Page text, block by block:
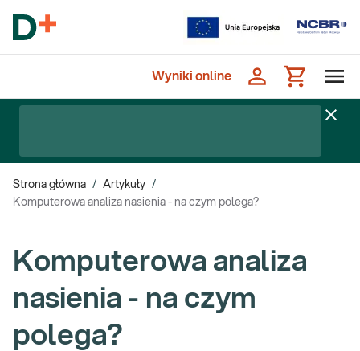
Wyniki online
Strona główna / Artykuły /
Komputerowa analiza nasienia - na czym polega?
Komputerowa analiza
nasienia - na czym
polega?